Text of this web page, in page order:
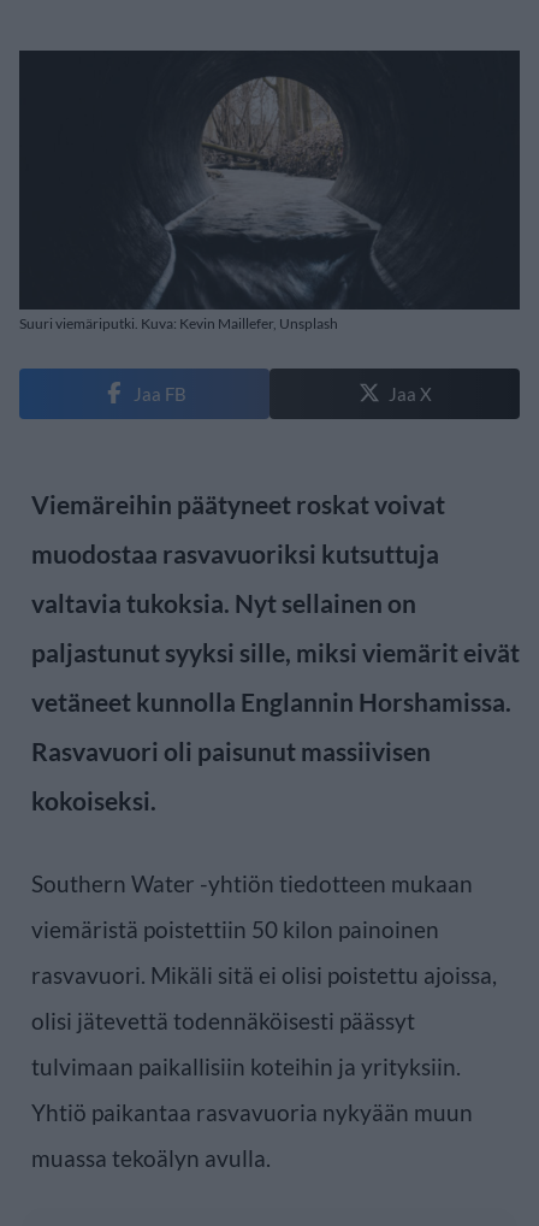
Suuri viemäriputki. Kuva: Kevin Maillefer, Unsplash
Jaa FB Jaa X
Viemäreihin päätyneet roskat voivat
muodostaa rasvavuoriksi kutsuttuja
valtavia tukoksia. Nyt sellainen on
paljastunut syyksi sille, miksi viemärit eivät
vetäneet kunnolla Englannin Horshamissa.
Rasvavuori oli paisunut massiivisen
kokoiseksi.
Southern Water -yhtiön tiedotteen mukaan
viemäristä poistettiin 50 kilon painoinen
rasvavuori. Mikäli sitä ei olisi poistettu ajoissa,
olisi jätevettä todennäköisesti päässyt
tulvimaan paikallisiin koteihin ja yrityksiin.
Yhtiö paikantaa rasvavuoria nykyään muun
muassa tekoälyn avulla.